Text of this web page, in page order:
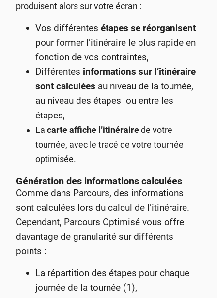
produisent alors sur votre écran :
Vos différentesétapes se réorganisent
pour former l’itinéraire le plus rapide en
fonction de vos contraintes,
Différentes informations sur l’itinéraire
sont calculées au niveau de la tournée,
au niveau des étapes ou entre les
étapes,
Lacarte affiche l’itinérairede votre
tournée, avec le tracé de votre tournée
optimisée.
Génération des informations calculées
Comme dans Parcours, des informations
sont calculées lors du calcul de l’itinéraire.
Cependant, Parcours Optimisé vous offre
davantage de granularité sur différents
points :
La répartition des étapes pour chaque
journée de la tournée (1),